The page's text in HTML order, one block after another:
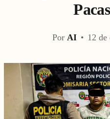
Por AI • 12 de